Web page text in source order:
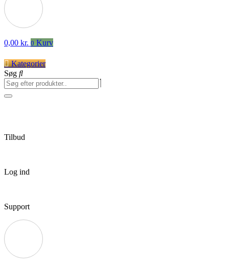
0,00 kr. 0 Kurv
Kategorier
Søg
Tilbud
Log ind
Support